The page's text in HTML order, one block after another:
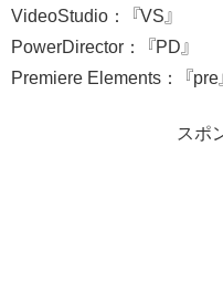
VideoStudio： 『VS』
PowerDirector： 『PD』
Premiere Elements： 『pre
スポ